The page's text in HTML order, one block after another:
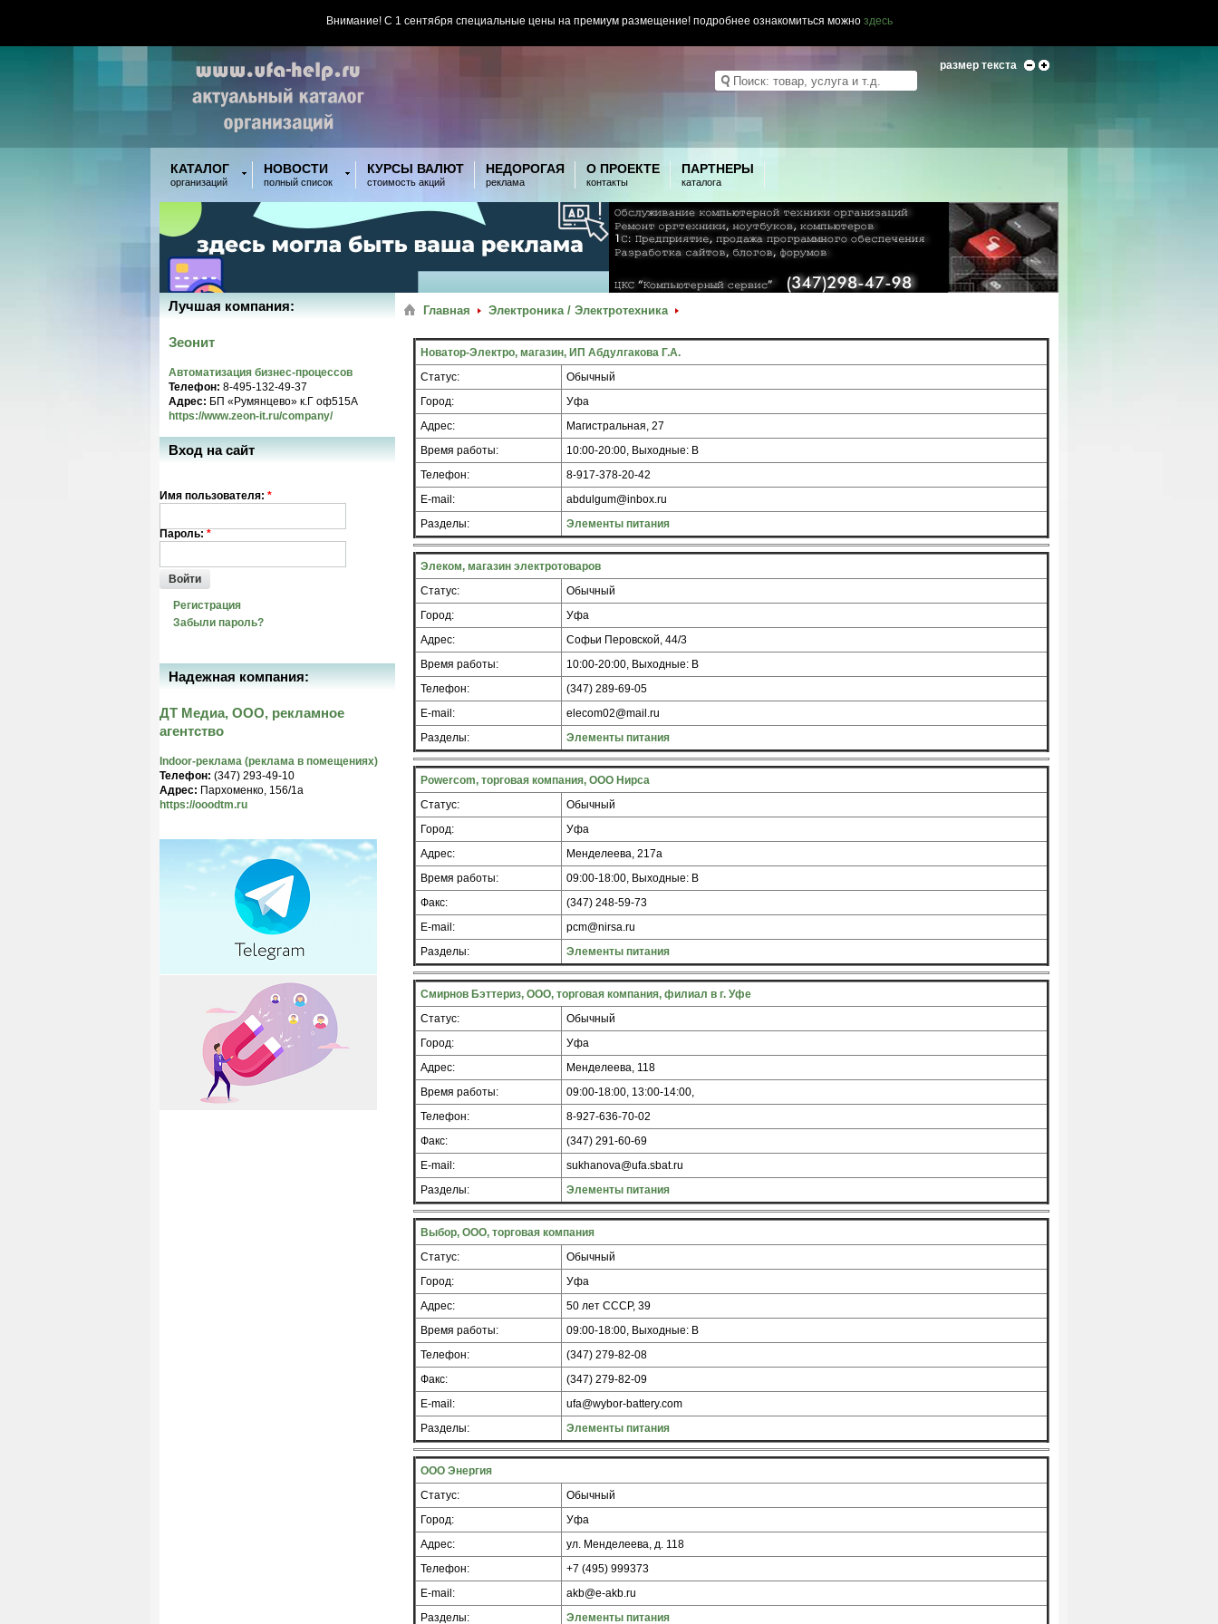
Внимание! С 1 сентября специальные цены на премиум размещение! подробнее ознакомиться можно здесь
размер текста
КАТАЛОГ
организаций
НОВОСТИ
полный список
КУРСЫ ВАЛЮТ
стоимость акций
НЕДОРОГАЯ
реклама
О ПРОЕКТЕ
контакты
ПАРТНЕРЫ
каталога
Главная Электроника / Электротехника
Новатор-Электро, магазин, ИП Абдулгакова Г.А.
Статус:
Обычный
Город:
Уфа
Адрес:
Магистральная, 27
Время работы:
10:00-20:00, Выходные: В
Телефон:
8-917-378-20-42
E-mail:
abdulgum@inbox.ru
Разделы:
Элементы питания
Элеком, магазин электротоваров
Статус:
Обычный
Город:
Уфа
Адрес:
Софьи Перовской, 44/3
Время работы:
10:00-20:00, Выходные: В
Телефон:
(347) 289-69-05
E-mail:
elecom02@mail.ru
Разделы:
Элементы питания
Powercom, торговая компания, ООО Нирса
Статус:
Обычный
Город:
Уфа
Адрес:
Менделеева, 217а
Время работы:
09:00-18:00, Выходные: В
Факс:
(347) 248-59-73
E-mail:
pcm@nirsa.ru
Разделы:
Элементы питания
Смирнов Бэттериз, ООО, торговая компания, филиал в г. Уфе
Статус:
Обычный
Город:
Уфа
Адрес:
Менделеева, 118
Время работы:
09:00-18:00, 13:00-14:00,
Телефон:
8-927-636-70-02
Факс:
(347) 291-60-69
E-mail:
sukhanova@ufa.sbat.ru
Разделы:
Элементы питания
Выбор, ООО, торговая компания
Статус:
Обычный
Город:
Уфа
Адрес:
50 лет СССР, 39
Время работы:
09:00-18:00, Выходные: В
Телефон:
(347) 279-82-08
Факс:
(347) 279-82-09
E-mail:
ufa@wybor-battery.com
Разделы:
Элементы питания
ООО Энергия
Статус:
Обычный
Город:
Уфа
Адрес:
ул. Менделеева, д. 118
Телефон:
+7 (495) 999373
E-mail:
akb@e-akb.ru
Разделы:
Элементы питания
Лучшая компания:
Зеонит
Автоматизация бизнес-процессов
Телефон: 8-495-132-49-37
Адрес: БП «Румянцево» к.Г оф515A
https://www.zeon-it.ru/company/
Вход на сайт
Имя пользователя: *
Пароль: *
Войти
Регистрация
Забыли пароль?
Надежная компания:
ДТ Медиа, ООО, рекламное
агентство
Indoor-реклама (реклама в помещениях)
Телефон: (347) 293-49-10
Адрес: Пархоменко, 156/1а
https://ooodtm.ru